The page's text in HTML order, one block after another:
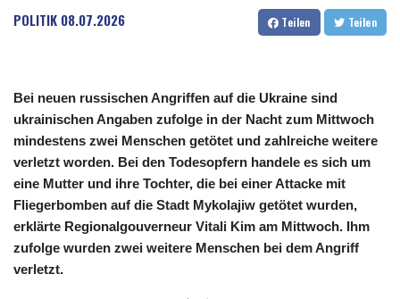
CUP 30.637594
DKK 7.477932
DOP 67.289164
DZD 152.967099
EGP 57.380687
ERN 17.342035
ETB 186.049588
FJD 2.553384
POLITIK 08.07.2026 Teilen Teilen
Bei neuen russischen Angriffen auf die Ukraine sind
ukrainischen Angaben zufolge in der Nacht zum Mittwoch
mindestens zwei Menschen getötet und zahlreiche weitere
verletzt worden. Bei den Todesopfern handele es sich um
eine Mutter und ihre Tochter, die bei einer Attacke mit
Fliegerbomben auf die Stadt Mykolajiw getötet wurden,
erklärte Regionalgouverneur Vitali Kim am Mittwoch. Ihm
zufolge wurden zwei weitere Menschen bei dem Angriff
verletzt.